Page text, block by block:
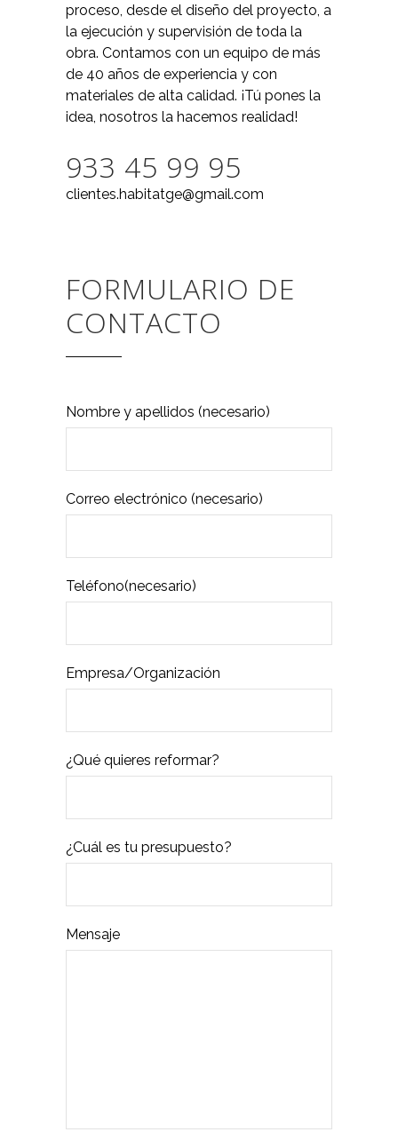
proceso, desde el diseño del proyecto, a
la ejecución y supervisión de toda la
obra. Contamos con un equipo de más
de 40 años de experiencia y con
materiales de alta calidad. ¡Tú pones la
idea, nosotros la hacemos realidad!
933 45 99 95
clientes.habitatge@gmail.com
FORMULARIO DE
CONTACTO
Nombre y apellidos (necesario)
Correo electrónico (necesario)
Teléfono(necesario)
Empresa/Organización
¿Qué quieres reformar?
¿Cuál es tu presupuesto?
Mensaje